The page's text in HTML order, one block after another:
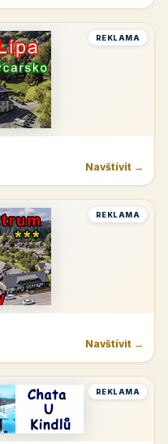
REKLAMA
Navštívit →
REKLAMA
Navštívit →
REKLAMA